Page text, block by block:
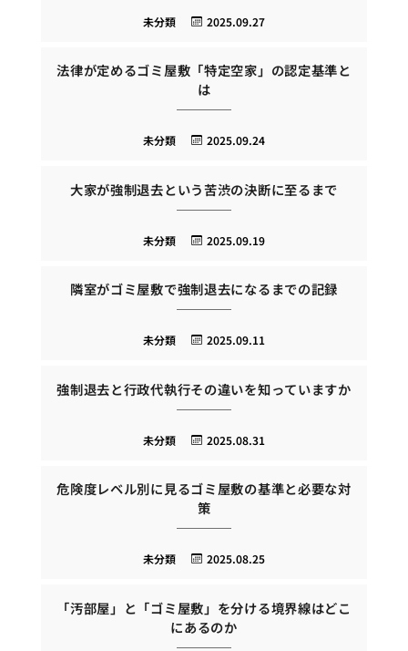
2025.09.27
未分類
法律が定めるゴミ屋敷「特定空家」の認定基準と
は
2025.09.24
未分類
大家が強制退去という苦渋の決断に至るまで
2025.09.19
未分類
隣室がゴミ屋敷で強制退去になるまでの記録
2025.09.11
未分類
強制退去と行政代執行その違いを知っていますか
2025.08.31
未分類
危険度レベル別に見るゴミ屋敷の基準と必要な対
策
2025.08.25
未分類
「汚部屋」と「ゴミ屋敷」を分ける境界線はどこ
にあるのか